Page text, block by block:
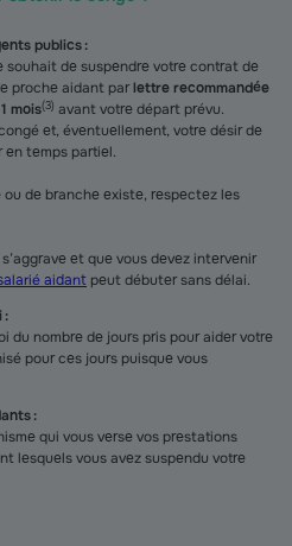
publics :
souhait de suspendre votre contrat de
proche aidant parlettre recommandée
mois(3) avant votre départ prévu.
et, éventuellement, votre désir de
en temps partiel.
de branche existe, respectez les
et que vous devez intervenir
aidant peut débuter sans délai.
:
du nombre de jours pris pour aider votre
pour ces jours puisque vous
:
qui vous verse vos prestations
lesquels vous avez suspendu votre